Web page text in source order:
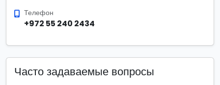
Телефон
+972 55 240 2434
Часто задаваемые вопросы